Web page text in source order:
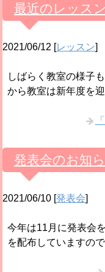
最近のレッス
2021/06/12 [レッスン]
しばらく教室の様子
から教室は新年度を
発表会のお知
2021/06/10 [発表会]
今年は11月に発表会
を配布していますの